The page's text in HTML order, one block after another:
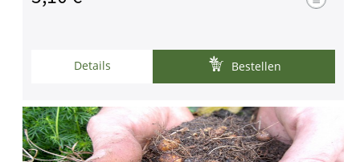
Details Bestellen